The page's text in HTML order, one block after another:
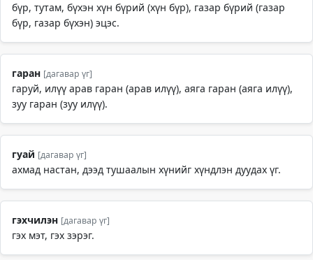
бүр, тутам, бүхэн хүн бүрий (хүн бүр), газар бүрий (газар
бүр, газар бүхэн) эцэс.
гаран [дагавар үг]
гаруй, илүү арав гаран (арав илүү), аяга гаран (аяга илүү),
зуу гаран (зуу илүү).
гуай [дагавар үг]
ахмад настан, дээд тушаалын хүнийг хүндлэн дуудах үг.
гэхчилэн [дагавар үг]
гэх мэт, гэх зэрэг.